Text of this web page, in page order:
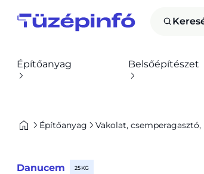
Építőanyag Belsőépítészet
Építőanyag Vakolat,
Danucem 25 KG